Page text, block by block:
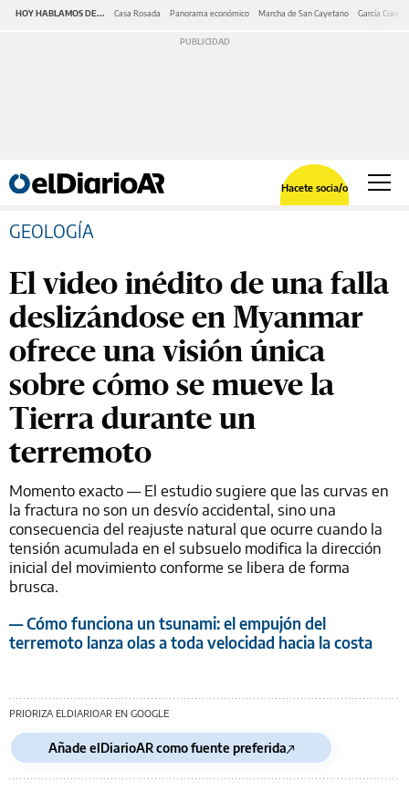
HOY HABLAMOS DE... Casa Rosada Panorama económico Marcha de San Cayetano García Cuerva
Hacete socia/o
GEOLOGÍA
El video inédito de una falla
deslizándose en Myanmar
ofrece una visión única
sobre cómo se mueve la
Tierra durante un
terremoto
Momento exacto— El estudio sugiere que las curvas en
la fractura no son un desvío accidental, sino una
consecuencia del reajuste natural que ocurre cuando la
tensión acumulada en el subsuelo modifica la dirección
inicial del movimiento conforme se libera de forma
brusca.
— Cómo funciona un tsunami: el empujón del
terremoto lanza olas a toda velocidad hacia la costa
PRIORIZA ELDIARIOAR EN GOOGLE
Añade elDiarioAR como fuente preferida